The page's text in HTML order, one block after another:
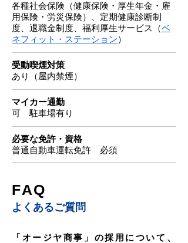
各種社会保険（健康保険・厚生年金・雇
用保険・労災保険）、定期健康診断制
度、退職金制度、福利厚生サービス（ベ
ネフィット・ステーション）
受動喫煙対策
あり（屋内禁煙）
マイカー通勤
可 駐車場有り
必要な免許・資格
普通自動車運転免許 必須
FAQ
よくあるご質問
「オージヤ商事」の採用について、